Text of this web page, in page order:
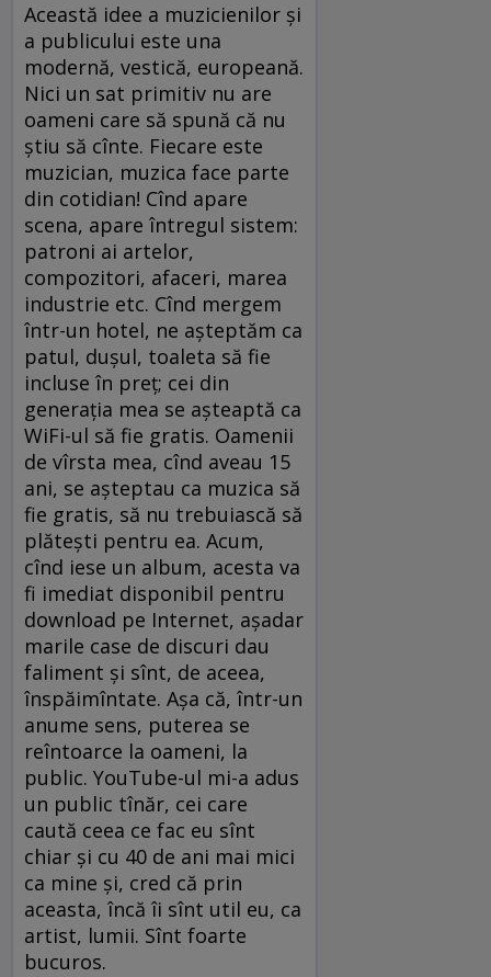
Această idee a muzicienilor şi
a publicului este una
modernă, vestică, europeană.
Nici un sat primitiv nu are
oameni care să spună că nu
ştiu să cînte. Fiecare este
muzician, muzica face parte
din cotidian! Cînd apare
scena, apare întregul sistem:
patroni ai artelor,
compozitori, afaceri, marea
industrie etc. Cînd mergem
într-un hotel, ne aşteptăm ca
patul, duşul, toaleta să fie
incluse în preţ; cei din
generaţia mea se aşteaptă ca
WiFi-ul să fie gratis. Oamenii
de vîrsta mea, cînd aveau 15
ani, se aşteptau ca muzica să
fie gratis, să nu trebuiască să
plăteşti pentru ea. Acum,
cînd iese un album, acesta va
fi imediat disponibil pentru
download pe Internet, aşadar
marile case de discuri dau
faliment şi sînt, de aceea,
înspăimîntate. Aşa că, într-un
anume sens, puterea se
reîntoarce la oameni, la
public. YouTube-ul mi-a adus
un public tînăr, cei care
caută ceea ce fac eu sînt
chiar şi cu 40 de ani mai mici
ca mine şi, cred că prin
aceasta, încă îi sînt util eu, ca
artist, lumii. Sînt foarte
bucuros.